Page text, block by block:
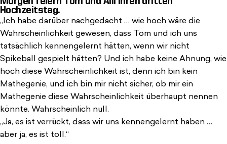
Hochzeitstag.
„Ich habe darüber nachgedacht … wie hoch wäre die
Wahrscheinlichkeit gewesen, dass Tom und ich uns
tatsächlich kennengelernt hätten, wenn wir nicht
Spikeball gespielt hätten? Und ich habe keine Ahnung, wie
hoch diese Wahrscheinlichkeit ist, denn ich bin kein
Mathegenie, und ich bin mir nicht sicher, ob mir ein
Mathegenie diese Wahrscheinlichkeit überhaupt nennen
könnte. Wahrscheinlich null.
„Ja, es ist verrückt, dass wir uns kennengelernt haben …
aber ja, es ist toll.“